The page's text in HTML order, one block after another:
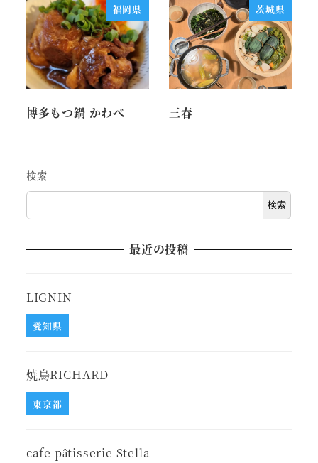
福岡県
博多もつ鍋 かわべ
茨城県
三春
検索
検索
最近の投稿
LIGNIN
愛知県
焼鳥RICHARD
東京都
cafe pâtisserie Stella